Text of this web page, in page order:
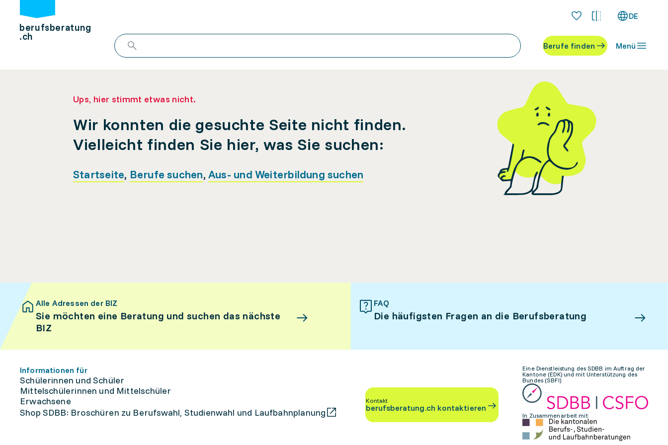
berufsberatung
.ch
DE
Berufe finden Menü
Ups, hier stimmt etwas nicht.
Wir konnten die gesuchte Seite nicht finden.
Vielleicht finden Sie hier, was Sie suchen:
Startseite, Berufe suchen, Aus- und Weiterbildung suchen
Alle Adressen der BIZ
Sie möchten eine Beratung und suchen das nächste
BIZ
FAQ
Die häufigsten Fragen an die Berufsberatung
Informationen für
Schülerinnen und Schüler
Mittelschülerinnen und Mittelschüler
Erwachsene
Shop SDBB: Broschüren zu Berufswahl, Studienwahl und Laufbahnplanung
Kontakt
berufsberatung.ch kontaktieren
Eine Dienstleistung des SDBB im Auftrag der
Kantone (EDK) und mit Unterstützung des
Bundes (SBFI)
In Zusammenarbeit mit: